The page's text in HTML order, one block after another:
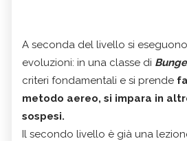
A seconda del livello si
evoluzioni: in una classe di
criteri fondamentali e si prende
metodo aereo, si impara in
sospesi.
Il secondo livello è già una